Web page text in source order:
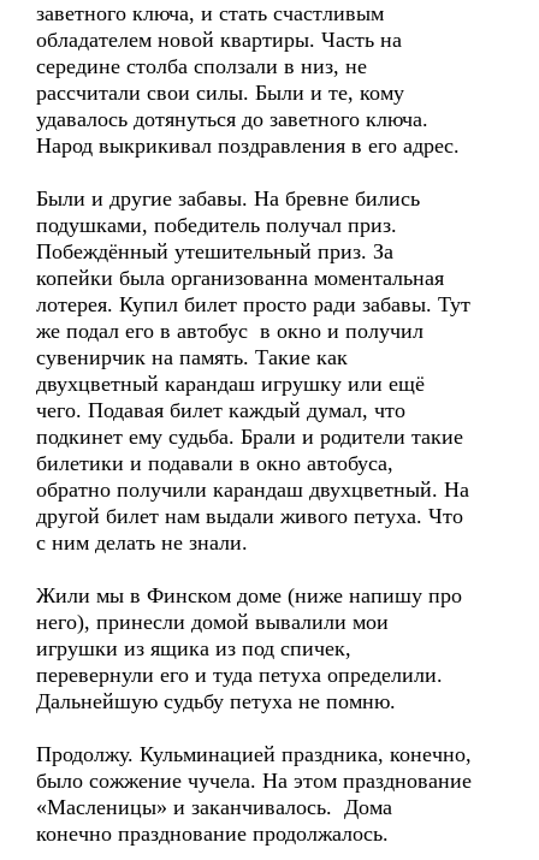
заветного ключа, и стать счастливым
обладателем новой квартиры. Часть на
середине столба сползали в низ, не
рассчитали свои силы. Были и те, кому
удавалось дотянуться до заветного ключа.
Народ выкрикивал поздравления в его адрес.
Были и другие забавы. На бревне бились
подушками, победитель получал приз.
Побеждённый утешительный приз. За
копейки была организованна моментальная
лотерея. Купил билет просто ради забавы. Тут
же подал его в автобус в окно и получил
сувенирчик на память. Такие как
двухцветный карандаш игрушку или ещё
чего. Подавая билет каждый думал, что
подкинет ему судьба. Брали и родители такие
билетики и подавали в окно автобуса,
обратно получили карандаш двухцветный. На
другой билет нам выдали живого петуха. Что
с ним делать не знали.
Жили мы в Финском доме (ниже напишу про
него), принесли домой вывалили мои
игрушки из ящика из под спичек,
перевернули его и туда петуха определили.
Дальнейшую судьбу петуха не помню.
Продолжу. Кульминацией праздника, конечно,
было сожжение чучела. На этом празднование
«Масленицы» и заканчивалось. Дома
конечно празднование продолжалось.